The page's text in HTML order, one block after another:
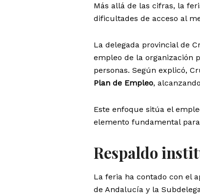
Más allá de las cifras, la
dificultades de acceso al
La delegada provincial de
empleo de la organización
personas. Según explicó,
Plan de Empleo,
Este enfoque sitúa el
elemento fundamental
Respaldo
La feria ha contado con el
de Andalucía y la